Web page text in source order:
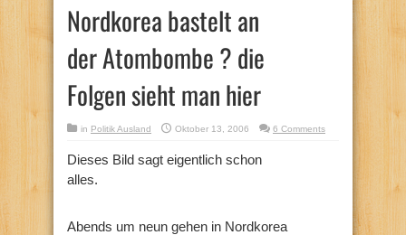
Nordkorea bastelt an
der Atombombe ? die
Folgen sieht man hier
in Politik Ausland Oktober 13, 2006 6 Comments
Dieses Bild sagt eigentlich schon
alles.
Abends um neun gehen in Nordkorea